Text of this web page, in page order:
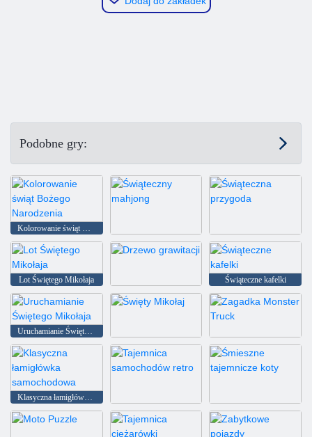
Kolorowanie świąt Bożego Narodzenia
Świąteczny mahjong
Świąteczna przygoda
Lot Świętego Mikołaja
Drzewo grawitacji
Świąteczne kafelki
Uruchamianie Świętego Mikołaja
Święty Mikołaj
Zagadka Monster Truck
Klasyczna łamigłówka samochodowa
Tajemnica samochodów retro
Śmieszne tajemnicze koty